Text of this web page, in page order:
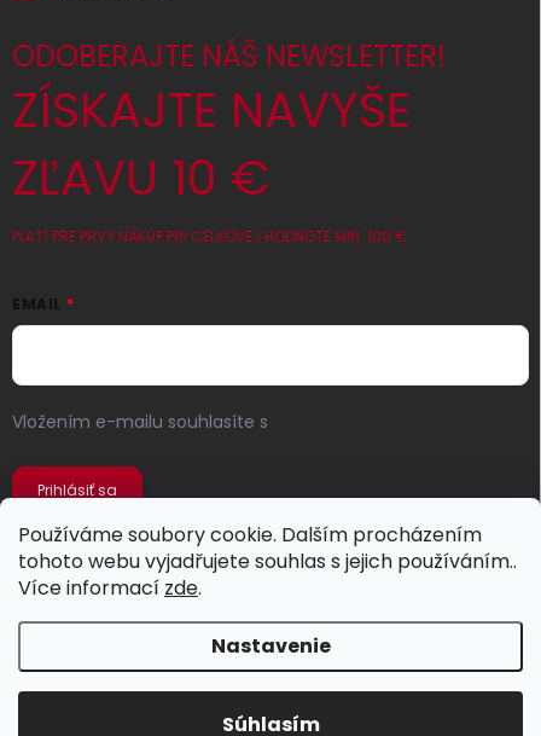
Používáme soubory cookie. Dalším procházením
tohoto webu vyjadřujete souhlas s jejich používáním..
Více informací zde.
Nastavenie
Súhlasím
ODOBERAJTE NÁŠ NEWSLETTER!
ZÍSKAJTE NAVYŠE
ZĽAVU 10 €
PLATÍ PRE PRVÝ NÁKUP PRI CELKOVEJ HODNOTE MIN. 100 €
EMAIL
Vložením e-mailu souhlasíte s
Prihlásiť sa
Jeans Store . Všetky práva vyhradené.